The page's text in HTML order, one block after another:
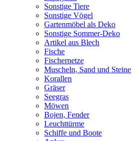
Sonstige Tiere
Sonstige Vögel
Gartenmöbel als Deko
Sonstige Sommer-Deko
Artikel aus Blech
Fische
Fischernetze
Muscheln, Sand und Steine
Korallen
Gräser
Seegras
Möwen
Bojen, Fender
Leuchttürme
Schiffe und Boote